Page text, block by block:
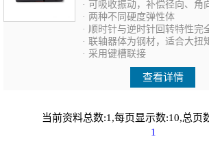
· 两种不同硬度弹性体
· 顺时针与逆时针回转特性完
· 联轴器体为钢材，适合大扭
· 采用键槽联接
查看详情
当前资料总数:1,每页显示数:10,总页
1